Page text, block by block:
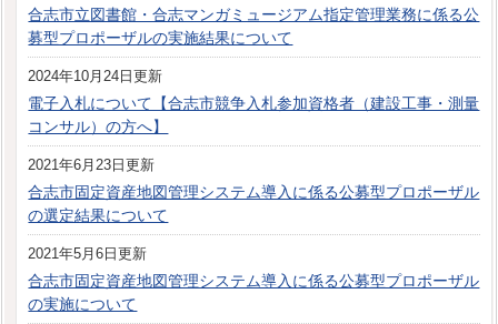
合志市立図書館・合志マンガミュージアム指定管理業務に係る公
募型プロポーザルの実施結果について
2024年10月24日更新
電子入札について【合志市競争入札参加資格者（建設工事・測量
コンサル）の方へ】
2021年6月23日更新
合志市固定資産地図管理システム導入に係る公募型プロポーザル
の選定結果について
2021年5月6日更新
合志市固定資産地図管理システム導入に係る公募型プロポーザル
の実施について